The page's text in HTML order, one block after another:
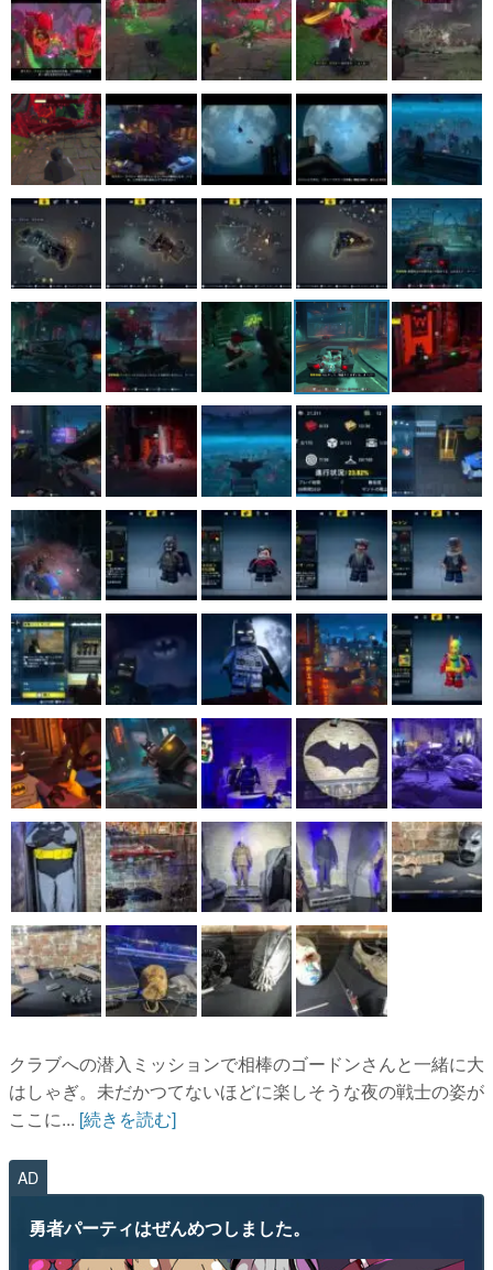
クラブへの潜入ミッションで相棒のゴードンさんと一緒に大
はしゃぎ。未だかつてないほどに楽しそうな夜の戦士の姿が
ここに... [続きを読む]
AD
勇者パーティはぜんめつしました。